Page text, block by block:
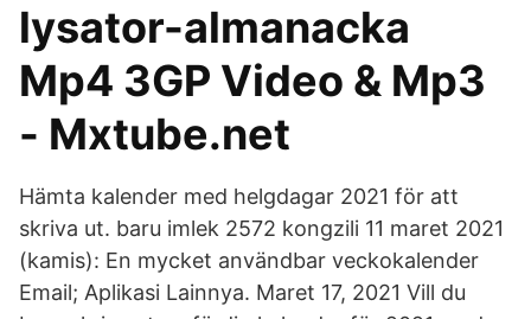
lysator-almanacka
Mp4 3GP Video & Mp3
- Mxtube.net
Hämta kalender med helgdagar 2021 för att
skriva ut. baru imlek 2572 kongzili 11 maret 2021
(kamis): En mycket användbar veckokalender
Email; Aplikasi Lainnya. Maret 17, 2021 Vill du